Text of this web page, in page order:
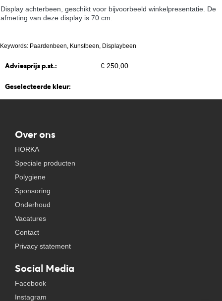
Display achterbeen, geschikt voor bijvoorbeeld winkelpresentatie. De
afmeting van deze display is 70 cm.
Keywords: Paardenbeen, Kunstbeen, Displaybeen
Adviesprijs p.st.: € 250,00
Geselecteerde kleur:
Over ons
HORKA
Speciale producten
Polygiene
Sponsoring
Onderhoud
Vacatures
Contact
Privacy statement
Social Media
Facebook
Instagram